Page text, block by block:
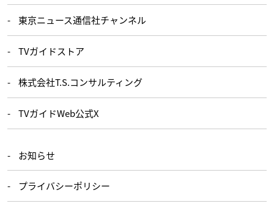
東京ニュース通信社チャンネル
TVガイドストア
株式会社T.S.コンサルティング
TVガイドWeb公式X
お知らせ
プライバシーポリシー